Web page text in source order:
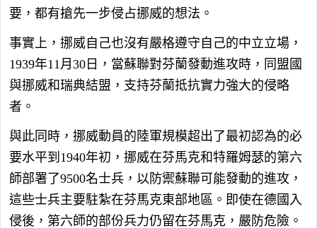
要，都有搶先一步侵占挪威的想法。
事實上，挪威自己也沒有嚴格遵守自己的中立立場，
1939年11月30日，當蘇聯對芬蘭發動進攻時，同盟國
與挪威和瑞典結盟，支持芬蘭抵抗實力強大的侵略
者。
與此同時，挪威動員的陸軍規模超出了最初認為的必
要水平到1940年初，挪威在芬馬克和特羅姆瑟的第六
師部署了9500名士兵，以防禦蘇聯可能發動的進攻，
這些士兵主要駐紮在芬馬克東部地區。即使在德國入
侵後，第六師的部份兵力仍留在芬馬克，嚴防危險。